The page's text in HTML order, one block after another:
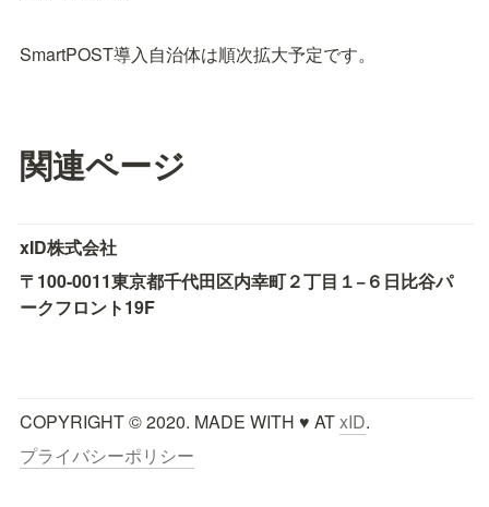
SmartPOST導入自治体は順次拡大予定です。
関連ページ
xID株式会社
〒100-0011東京都千代田区内幸町２丁目１−６ 日比谷パ
ークフロント19F
COPYRIGHT © 2020. MADE WITH ♥ AT xID.
プライバシーポリシー